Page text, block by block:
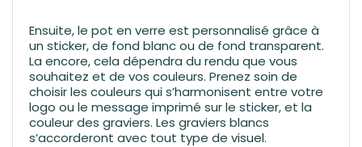
Ensuite, le pot en verre est personnalisé grâce à
un sticker, de fond blanc ou de fond transparent.
La encore, cela dépendra du rendu que vous
souhaitez et de vos couleurs. Prenez soin de
choisir les couleurs qui s’harmonisent entre votre
logo ou le message imprimé sur le sticker, et la
couleur des graviers. Les graviers blancs
s’accorderont avec tout type de visuel.